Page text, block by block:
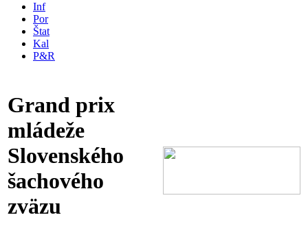
Inf
Por
Štat
Kal
P&R
Grand prix
mládeže
Slovenského
šachového
zväzu